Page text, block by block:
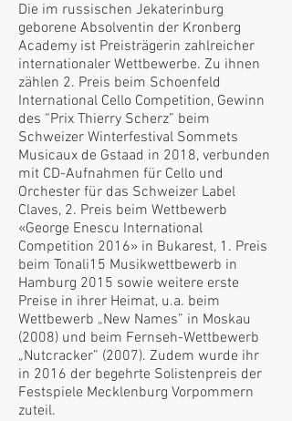
Die im russischen Jekaterinburg
geborene Absolventin der Kronberg
Academy ist Preisträgerin zahlreicher
internationaler Wettbewerbe. Zu ihnen
zählen 2. Preis beim Schoenfeld
International Cello Competition, Gewinn
des “Prix Thierry Scherz” beim
Schweizer Winterfestival Sommets
Musicaux de Gstaad in 2018, verbunden
mit CD-Aufnahmen für Cello und
Orchester für das Schweizer Label
Claves, 2. Preis beim Wettbewerb
«George Enescu International
Competition 2016» in Bukarest, 1. Preis
beim Tonali15 Musikwettbewerb in
Hamburg 2015 sowie weitere erste
Preise in ihrer Heimat, u.a. beim
Wettbewerb „New Names” in Moskau
(2008) und beim Fernseh-Wettbewerb
„Nutcracker” (2007). Zudem wurde ihr
in 2016 der begehrte Solistenpreis der
Festspiele Mecklenburg Vorpommern
zuteil.